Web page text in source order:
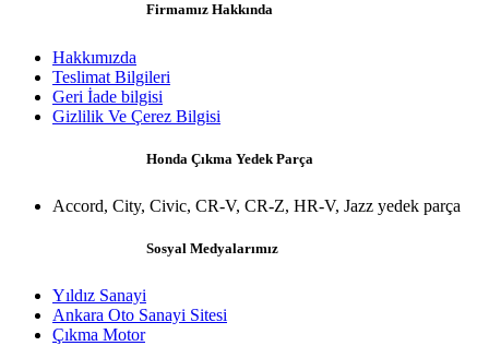
Firmamız Hakkında
Hakkımızda
Teslimat Bilgileri
Geri İade bilgisi
Gizlilik Ve Çerez Bilgisi
Honda Çıkma Yedek Parça
Accord, City, Civic, CR-V, CR-Z, HR-V, Jazz yedek parça
Sosyal Medyalarımız
Yıldız Sanayi
Ankara Oto Sanayi Sitesi
Çıkma Motor